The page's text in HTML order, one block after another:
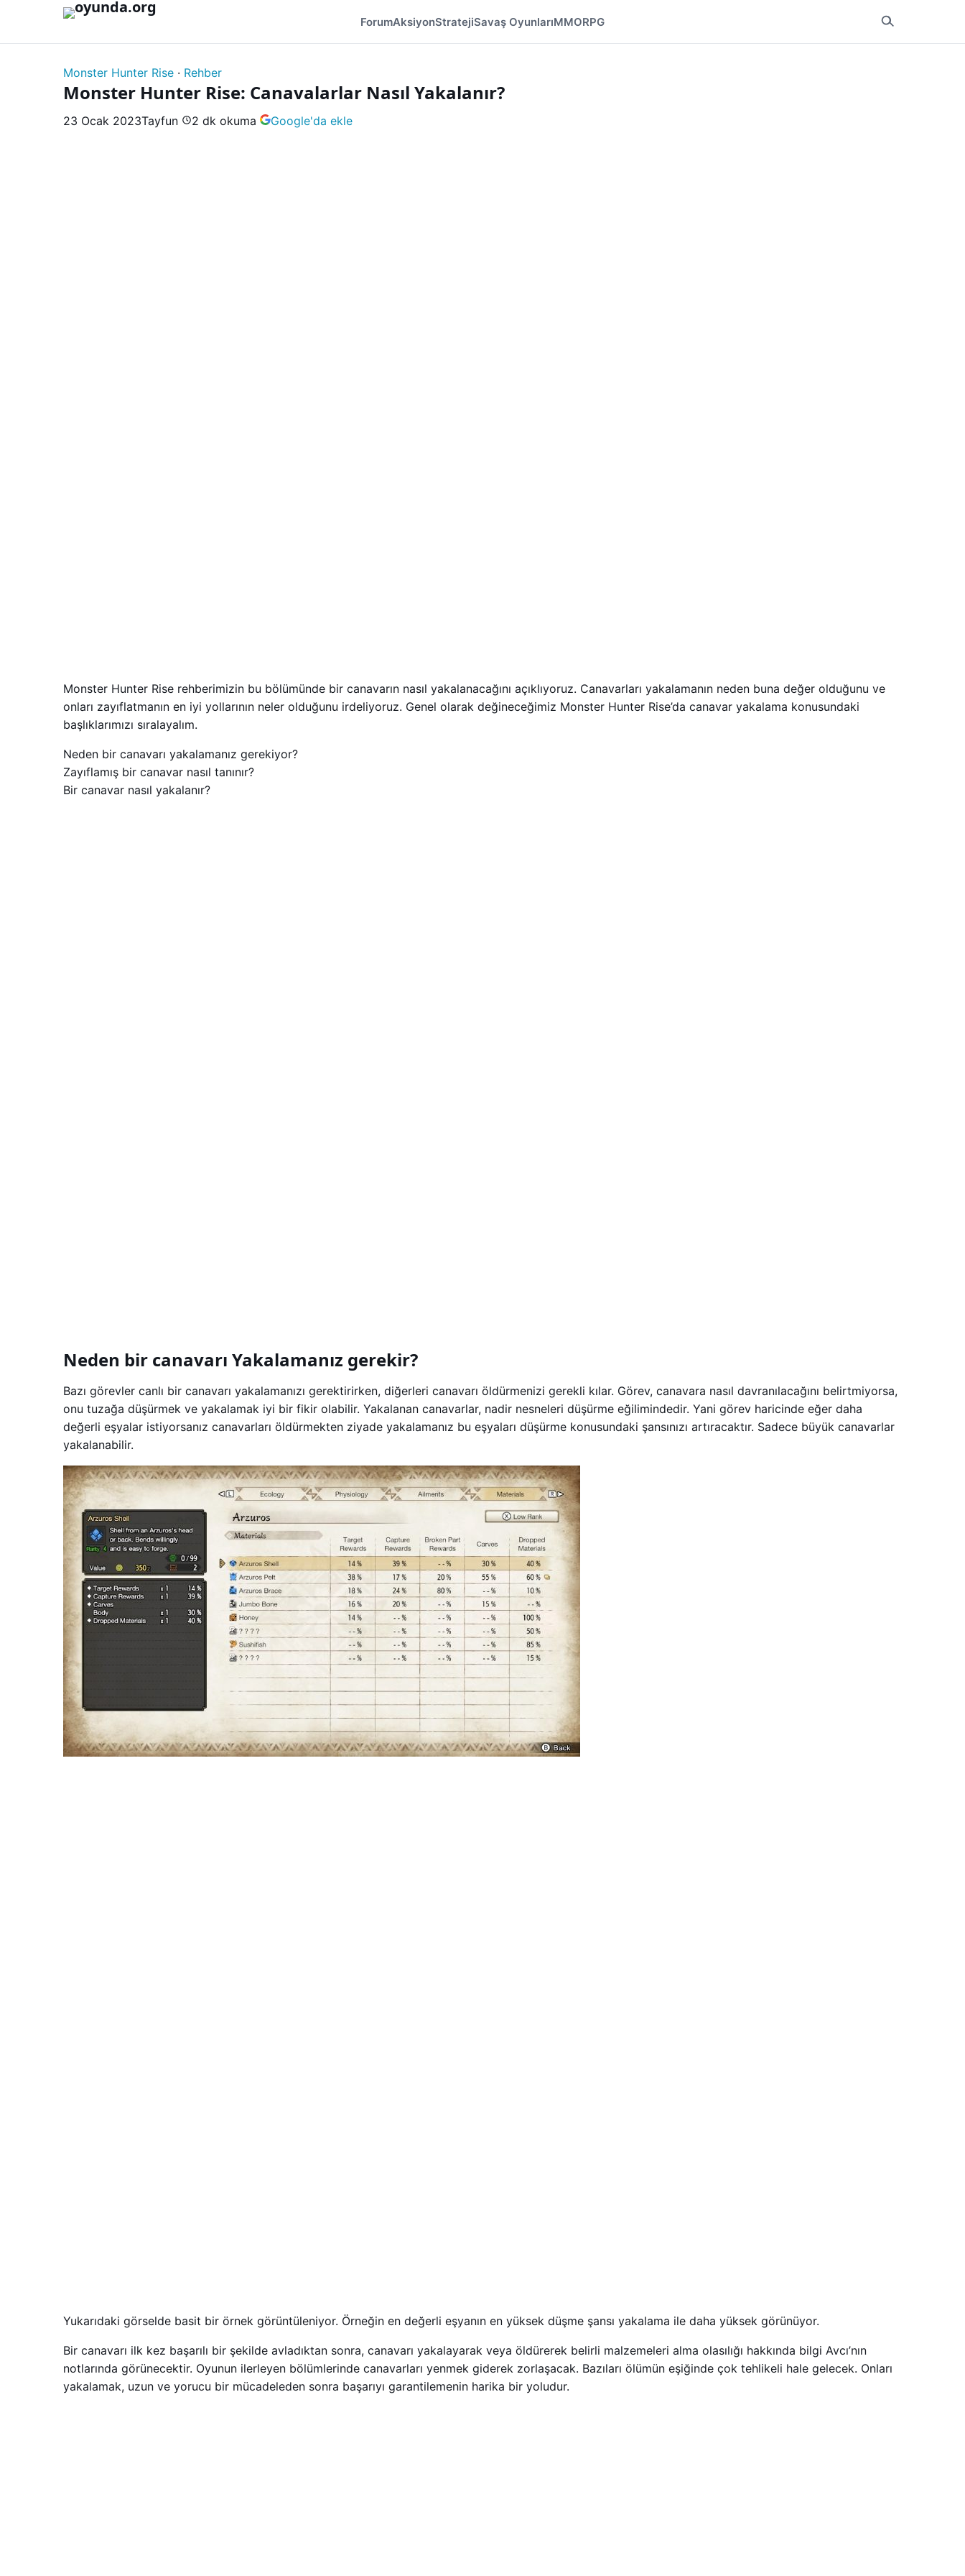
ForumAksiyonStratejiSavaş OyunlarıMMORPG
Monster Hunter Rise · Rehber
Monster Hunter Rise: Canavalarlar Nasıl Yakalanır?
23 Ocak 2023Tayfun 2 dk okuma Google'da ekle
Monster Hunter Rise rehberimizin bu bölümünde bir canavarın nasıl yakalanacağını açıklıyoruz. Canavarları yakalamanın neden buna değer olduğunu ve
onları zayıflatmanın en iyi yollarının neler olduğunu irdeliyoruz. Genel olarak değineceğimiz Monster Hunter Rise’da canavar yakalama konusundaki
başlıklarımızı sıralayalım.
Neden bir canavarı yakalamanız gerekiyor?
Zayıflamış bir canavar nasıl tanınır?
Bir canavar nasıl yakalanır?
Neden bir canavarı Yakalamanız gerekir?
Bazı görevler canlı bir canavarı yakalamanızı gerektirirken, diğerleri canavarı öldürmenizi gerekli kılar. Görev, canavara nasıl davranılacağını belirtmiyorsa,
onu tuzağa düşürmek ve yakalamak iyi bir fikir olabilir. Yakalanan canavarlar, nadir nesneleri düşürme eğilimindedir. Yani görev haricinde eğer daha
değerli eşyalar istiyorsanız canavarları öldürmekten ziyade yakalamanız bu eşyaları düşürme konusundaki şansınızı artıracaktır. Sadece büyük canavarlar
yakalanabilir.
Yukarıdaki görselde basit bir örnek görüntüleniyor. Örneğin en değerli eşyanın en yüksek düşme şansı yakalama ile daha yüksek görünüyor.
Bir canavarı ilk kez başarılı bir şekilde avladıktan sonra, canavarı yakalayarak veya öldürerek belirli malzemeleri alma olasılığı hakkında bilgi Avcı’nın
notlarında görünecektir. Oyunun ilerleyen bölümlerinde canavarları yenmek giderek zorlaşacak. Bazıları ölümün eşiğinde çok tehlikeli hale gelecek. Onları
yakalamak, uzun ve yorucu bir mücadeleden sonra başarıyı garantilemenin harika bir yoludur.